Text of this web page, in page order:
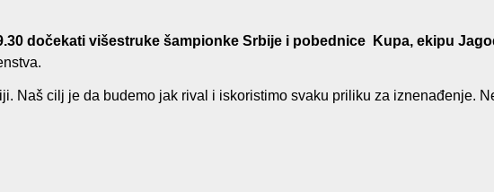
dočekati višestruke šampionke Srbije i pobednice Kupa, ekipu
Naš cilj je da budemo jak rival i iskoristimo svaku priliku za iznenađenje.